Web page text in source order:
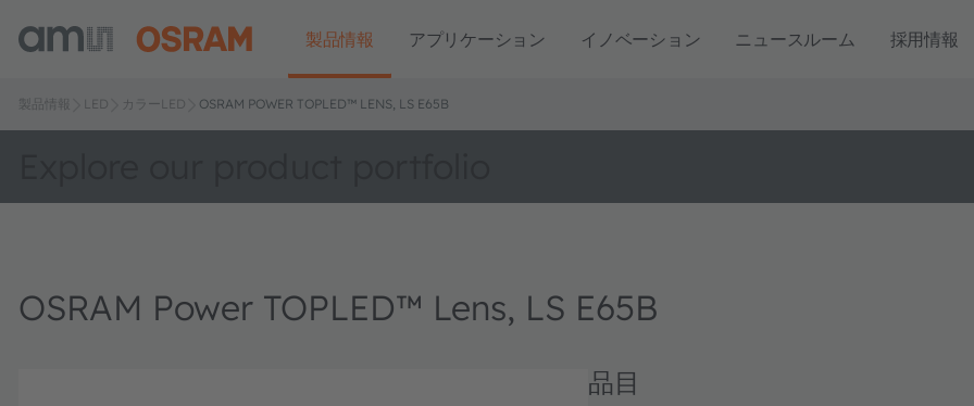
製品情報 アプリケーション イノベーション ニュースルーム 採用情報
製品情報 LED カラーLED OSRAM POWER TOPLED™ LENS, LS E65B
OSRAM Power TOPLED™ Lens, LS E65B
品目